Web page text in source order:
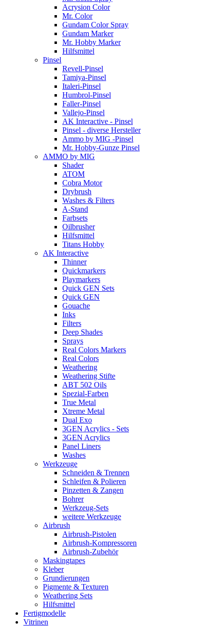
Acrysion Color
Mr. Color
Gundam Color Spray
Gundam Marker
Mr. Hobby Marker
Hilfsmittel
Pinsel
Revell-Pinsel
Tamiya-Pinsel
Italeri-Pinsel
Humbrol-Pinsel
Faller-Pinsel
Vallejo-Pinsel
AK Interactive - Pinsel
Pinsel - diverse Hersteller
Ammo by MIG -Pinsel
Mr. Hobby-Gunze Pinsel
AMMO by MIG
Shader
ATOM
Cobra Motor
Drybrush
Washes & Filters
A-Stand
Farbsets
Oilbrusher
Hilfsmittel
Titans Hobby
AK Interactive
Thinner
Quickmarkers
Playmarkers
Quick GEN Sets
Quick GEN
Gouache
Inks
Filters
Deep Shades
Sprays
Real Colors Markers
Real Colors
Weathering
Weathering Stifte
ABT 502 Oils
Spezial-Farben
True Metal
Xtreme Metal
Dual Exo
3GEN Acrylics - Sets
3GEN Acrylics
Panel Liners
Washes
Werkzeuge
Schneiden & Trennen
Schleifen & Polieren
Pinzetten & Zangen
Bohrer
Werkzeug-Sets
weitere Werkzeuge
Airbrush
Airbrush-Pistolen
Airbrush-Kompressoren
Airbrush-Zubehör
Maskingtapes
Kleber
Grundierungen
Pigmente & Texturen
Weathering Sets
Hilfsmittel
Fertigmodelle
Vitrinen